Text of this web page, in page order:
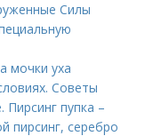
Силы
мочки уха
Советы
Пирсинг пупка –
пирсинг, серебро